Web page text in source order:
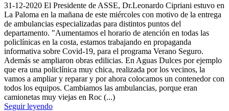
31-12-2020 El Presidente de ASSE, Dr.Leonardo Cipriani estuvo en
La Paloma en la mañana de este miércoles con motivo de la entrega
de ambulancias especializadas para distintos puntos del
departamento. "Aumentamos el horario de atención en todas las
policlínicas en la costa, estamos trabajando en propaganda
informativa sobre Covid-19, para el programa Verano Seguro.
Además se ampliaron obras edilicias. En Aguas Dulces por ejemplo
que era una policlínica muy chica, realizada por los vecinos, la
vamos a ampliar y reparar y por ahora colocamos un contenedor con
todos los equipos. Cambiamos las ambulancias, porque eran
camionetas muy viejas en Roc (...)
Seguir leyendo